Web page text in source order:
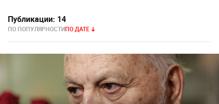
Публикации: 14
ПО ПОПУЛЯРНОСТИПО ДАТЕ